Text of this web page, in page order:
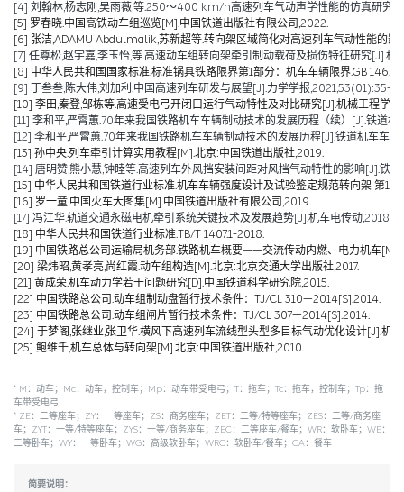
[4] 刘翰林,杨志刚,吴雨薇,等.250～400 km/h高速列车气动声学性能的仿真研究
[5] 罗春晓.中国高铁动车组巡览[M].中国铁道出版社有限公司,2022.
[6] 张洁,ADAMU Abdulmalik,苏新超等.转向架区域简化对高速列车气动性能的
[7] 任尊松,赵宇嘉,李玉怡,等.高速动车组转向架牵引制动载荷及损伤特征研究[J].机
[8] 中华人民共和国国家标准.标准锅具铁路限界第1部分：机车车辆限界.GB
[9] 丁叁叁,陈大伟,刘加利.中国高速列车研发与展望[J].力学学报,2021,53(01):35-
[10] 李田,秦登,邹栋等.高速受电弓开闭口运行气动特性及对比研究[J].机械工程学
[11] 李和平,严霄蕙.70年来我国铁路机车车辆制动技术的发展历程（续）[J].铁道
[12] 李和平,严霄蕙.70年来我国铁路机车车辆制动技术的发展历程[J].铁道机车车
[13] 孙中央.列车牵引计算实用教程[M].北京:中国铁道出版社,2019.
[14] 唐明赞,熊小慧,钟睦等.高速列车外风挡安装间距对风挡气动特性的影响[J].铁
[15] 中华人民共和国铁道行业标准.机车车辆强度设计及试验鉴定规范转向架 第1
[16] 罗一童.中国火车大图集[M].中国铁道出版社有限公司,2019
[17] 冯江华.轨道交通永磁电机牵引系统关键技术及发展趋势[J].机车电传动
[18] 中华人民共和国铁道行业标准.TB/T 1407.1-2018.
[19] 中国铁路总公司运输局机务部.铁路机车概要——交流传动内燃、电力机车[M].
[20] 梁炜昭,黄孝亮,尚红霞.动车组构造[M].北京:北京交通大学出版社,2017.
[21] 黄成荣.机车动力学若干问题研究[D].中国铁道科学研究院,2015.
[22] 中国铁路总公司.动车组制动盘暂行技术条件：TJ/CL 310—2014[S].2014.
[23] 中国铁路总公司.动车组闸片暂行技术条件：TJ/CL 307—2014[S].2014.
[24] 于梦阁,张继业,张卫华.横风下高速列车流线型头型多目标气动优化设计[J].机
[25] 鲍维千,机车总体与转向架[M].北京:中国铁道出版社,2010.
* M：动车；Mc：动车，控制车；Mp：动车带受电弓；T：拖车；Tc：拖车，控制车；Tp：拖
车带受电弓
* ZE：二等座车；ZY：一等座车；ZS：商务座车；ZET：二等/特等座车；ZES：二等/商务座
车；ZYT：一等/特等座车；ZYS：一等/商务座车；ZEC：二等座车/餐车；WR：软卧车；WE：
二等卧车；WY：一等卧车；WG：高级软卧车；WRC：软卧车/餐车；CA：餐车
简要说明：